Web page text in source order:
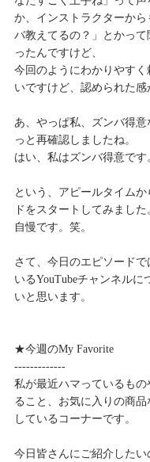
か、インストラクターか
バ教えてるの？」とかっ
ったんですけど、
今回のようにわかりやす
いですけど、認められた感
あ、やっぱ私、ズンバ得意
っと再確認しましたね。
はい、私はズンバ得意です
という、アピールタイム
ドをスタートしてみました
自慢です。笑。
さて、今日のエピソード
いるYouTubeチャンネルに
いと思います。
★今週のMy Favorite
-------------
私が最近ハマっているも
ること、お気に入りの商
しているコーナーです。
今日皆さんにご紹介したい